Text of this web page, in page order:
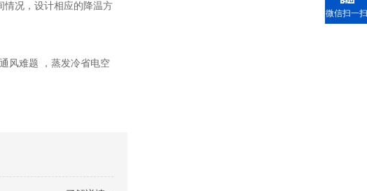
情况，设计相应的降温方
风难题 ， 蒸发冷省电空
微信扫一扫